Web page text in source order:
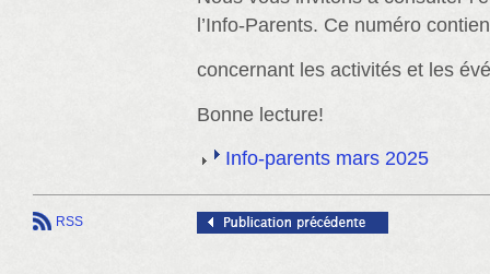
l’Info-Parents. Ce numéro
concernant les activités et les
Bonne lecture!
Info-parents mars 2025
RSS